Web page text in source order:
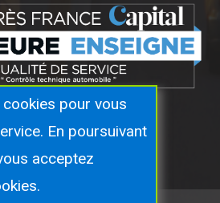
De Vous
pour vous
En poursuivant
acceptez